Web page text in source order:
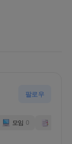
팔로우
모임 0